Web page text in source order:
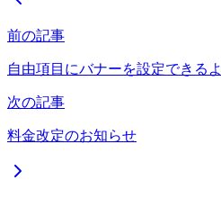
前の記事
自由項目にバナーを設定できる
次の記事
料金改定のお知らせ